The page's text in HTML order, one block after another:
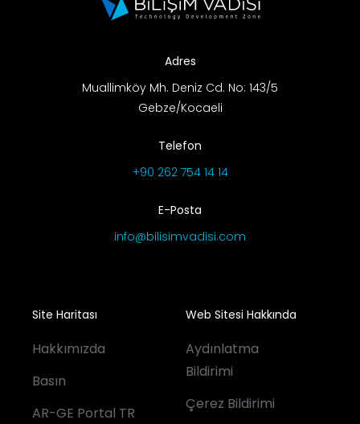
Adres
Muallimköy Mh. Deniz Cd. No: 143/5
Gebze/Kocaeli
Telefon
+90 262 754 14 14
E-Posta
info@bilisimvadisi.com
Site Haritası
Hakkımızda
Basın
AR-GE Portal TR
Web Sitesi Hakkında
Aydınlatma
Bildirimi
Çerez Bildirimi